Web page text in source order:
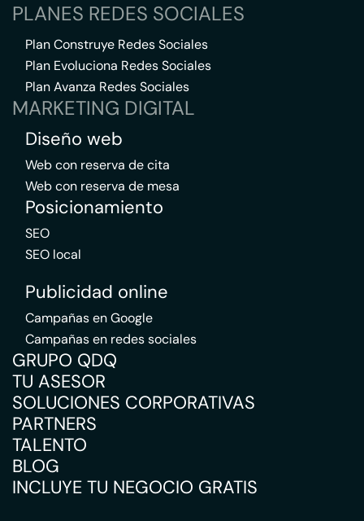
PLANES REDES SOCIALES
Plan Construye Redes Sociales
Plan Evoluciona Redes Sociales
Plan Avanza Redes Sociales
MARKETING DIGITAL
Diseño web
Web con reserva de cita
Web con reserva de mesa
Posicionamiento
SEO
SEO local
Publicidad online
Campañas en Google
Campañas en redes sociales
GRUPO QDQ
TU ASESOR
SOLUCIONES CORPORATIVAS
PARTNERS
TALENTO
BLOG
INCLUYE TU NEGOCIO GRATIS